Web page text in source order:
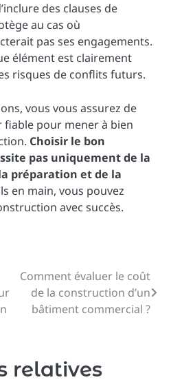
des clauses de
au cas où
pas ses engagements.
élément est clairement
risques de conflits futurs.
vous vous assurez de
pour mener à bien
Choisir le bon
pas uniquement de la
préparation et de la
en main, vous pouvez
avec succès.
Comment évaluer le coût
de la construction d’un
bâtiment commercial ?
relatives